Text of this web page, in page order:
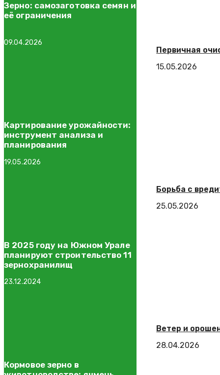
Первичная
15.05.2026
Борьба с
25.05.2026
Ветер и
28.04.2026
Зерно: самозаготовка семян и
её ограничения
09.04.2026
Картирование урожайности:
инструмент анализа и
планирования
19.05.2026
В 2025 году на Южном Урале
планируют строительство 11
зернохранилищ
23.12.2024
Кормовое зерно в